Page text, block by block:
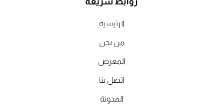
b
r
e
الرئيسية
من نحن
المعرض
اتصل بنا
المدونة